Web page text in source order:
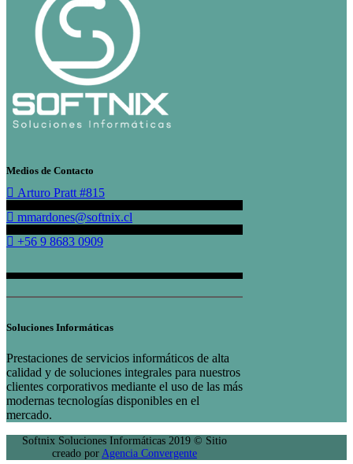
Medios de Contacto
Arturo Pratt #815
mmardones@softnix.cl
+56 9 8683 0909
Soluciones Informáticas
Prestaciones de servicios informáticos de alta
calidad y de soluciones integrales para nuestros
clientes corporativos mediante el uso de las más
modernas tecnologías disponibles en el
mercado.
Softnix Soluciones Informáticas 2019 © Sitio
creado por Agencia Convergente